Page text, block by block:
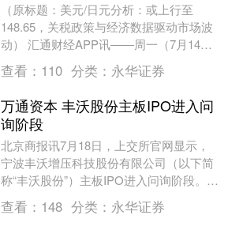
（原标题：美元/日元分析：或上行至
148.65，关税政策与经济数据驱动市场波
动） 汇通财经APP讯——周一（7月14
日）欧盘时段，分时图上美元兑日元
（USD/J....
查看： 110 分类： 永华证券
万通资本 丰沃股份主板IPO进入问
询阶段
北京商报讯7月18日，上交所官网显示，
宁波丰沃增压科技股份有限公司（以下简
称“丰沃股份”）主板IPO进入问询阶段。
据了解，丰沃股份主营业务为涡轮增压器
的研发、....
查看： 148 分类： 永华证券